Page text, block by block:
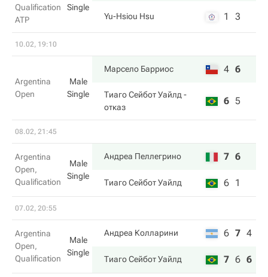
Qualification
ATP
Single
Yu-Hsiou Hsu 1 3
10.02, 19:10
Argentina
Open
Male
Single
Марсело Барриос 4 6
Тиаго Сейбот Уайлд -
отказ
6 5
08.02, 21:45
Argentina
Open,
Qualification
Male
Single
Андреа Пеллегрино 7 6
Тиаго Сейбот Уайлд 6 1
07.02, 20:55
Argentina
Open,
Qualification
Male
Single
Андреа Колларини 6 7 4
Тиаго Сейбот Уайлд 7 6 6